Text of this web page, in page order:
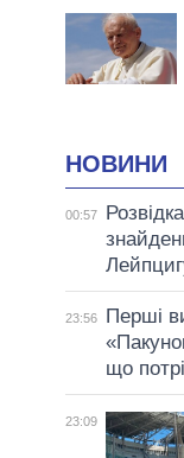
НОВИНИ
00:57
23:56
Перші
що
23:09